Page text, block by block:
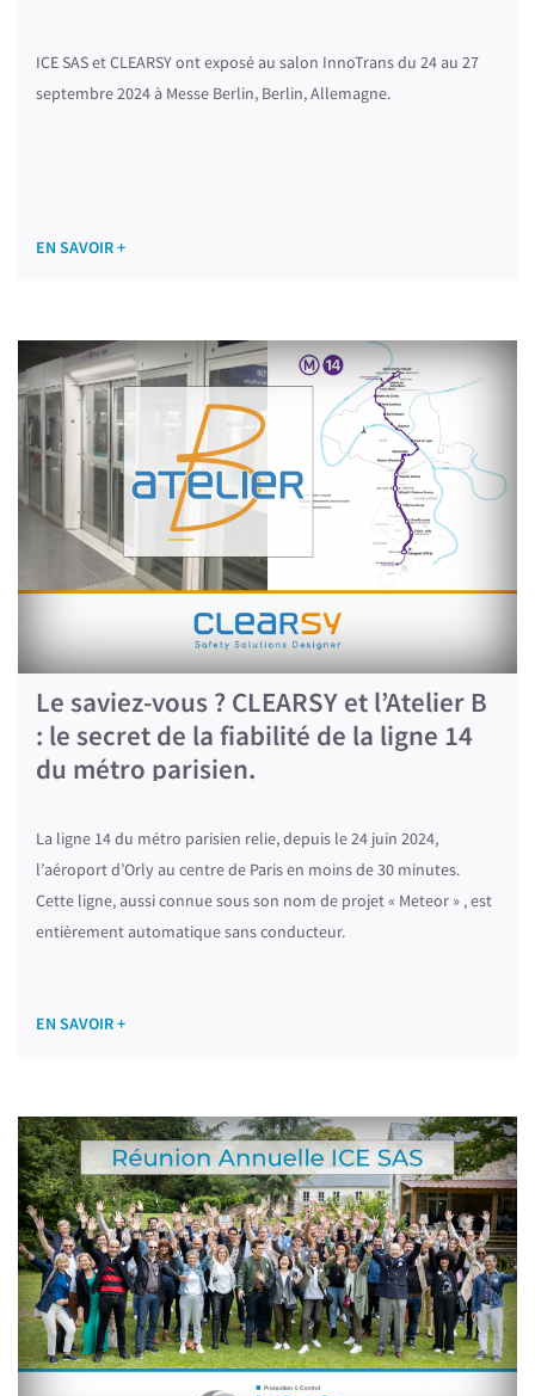
ICE SAS et CLEARSY ont exposé au salon InnoTrans du 24 au 27
septembre 2024 à Messe Berlin, Berlin, Allemagne.
EN SAVOIR +
Le saviez-vous ? CLEARSY et l’Atelier B
: le secret de la fiabilité de la ligne 14
du métro parisien.
La ligne 14 du métro parisien relie, depuis le 24 juin 2024,
l’aéroport d’Orly au centre de Paris en moins de 30 minutes.
Cette ligne, aussi connue sous son nom de projet « Meteor » , est
entièrement automatique sans conducteur.
EN SAVOIR +